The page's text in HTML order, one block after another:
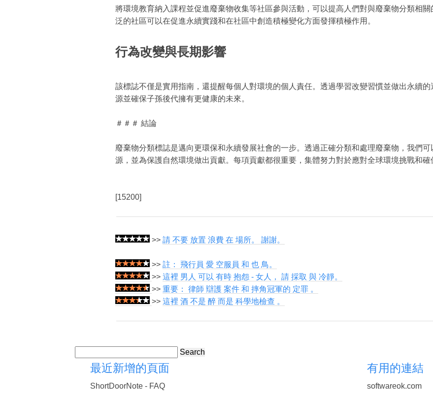
將環境教育納入課程並促進廢棄物收集等社區參與活動，可以提高人們對與廢棄物分類相
泛的社區可以在促進永續實踐和在社區中創造積極變化方面發揮積極作用。
行為改變與長期影響
該標誌不僅是實用指南，還提醒每個人對環境的個人責任。透過學習改變習慣並做出永續
源並確保子孫後代擁有更健康的未來。
＃＃＃ 結論
廢棄物分類標誌是邁向更環保和永續發展社會的一步。透過正確分類和處理廢棄物，我們
源，並為保護自然環境做出貢獻。每項貢獻都很重要，集體努力對於應對全球環境挑戰和確
[15200]
>> 請 不要 放置 浪費 在 場所。 謝謝。
>> 註： 飛行員 愛 空服員 和 也 鳥。
>> 這裡 男人 可以 有時 抱怨 - 女人， 請 採取 與 冷靜。
>> 重要： 律師 辯護 案件 和 摔角冠軍的 定罪 。
>> 這裡 酒 不是 醉 而是 科學地檢查 。
Search
最近新增的頁面
ShortDoorNote - FAQ
有用的連結
softwareok.com